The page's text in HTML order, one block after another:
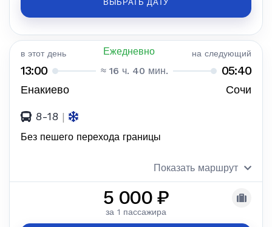
ВЫБРАТЬ ДАТУ
в этот день Ежедневно на следующий
13:00 ≈ 16 ч. 40 мин. 05:40
Енакиево Сочи
8-18 |
Без пешего перехода границы
Показать маршрут
5 000 ₽
за 1 пассажира